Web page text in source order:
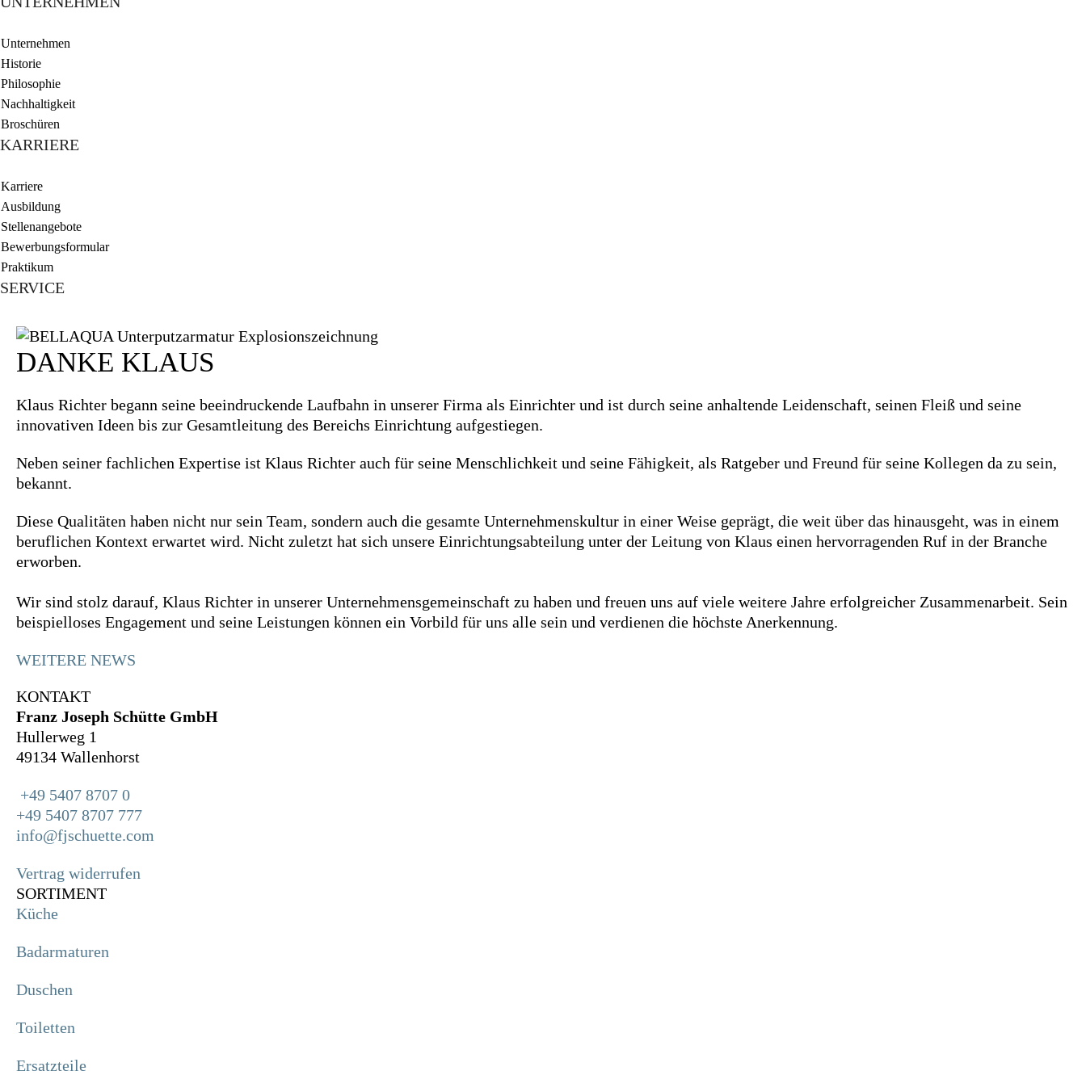
Unternehmen
Historie
Philosophie
Nachhaltigkeit
Broschüren
KARRIERE
Karriere
Ausbildung
Stellenangebote
Bewerbungsformular
Praktikum
SERVICE
DANKE KLAUS
Klaus Richter begann seine beeindruckende Laufbahn in unserer Firma als Einrichter und ist durch seine anhaltende Leidenschaft, seinen Fleiß und seine
innovativen Ideen bis zur Gesamtleitung des Bereichs Einrichtung aufgestiegen.
Neben seiner fachlichen Expertise ist Klaus Richter auch für seine Menschlichkeit und seine Fähigkeit, als Ratgeber und Freund für seine Kollegen da zu sein,
bekannt.
Diese Qualitäten haben nicht nur sein Team, sondern auch die gesamte Unternehmenskultur in einer Weise geprägt, die weit über das hinausgeht, was in einem
beruflichen Kontext erwartet wird. Nicht zuletzt hat sich unsere Einrichtungsabteilung unter der Leitung von Klaus einen hervorragenden Ruf in der Branche
erworben.
Wir sind stolz darauf, Klaus Richter in unserer Unternehmensgemeinschaft zu haben und freuen uns auf viele weitere Jahre erfolgreicher Zusammenarbeit. Sein
beispielloses Engagement und seine Leistungen können ein Vorbild für uns alle sein und verdienen die höchste Anerkennung.
WEITERE NEWS
KONTAKT
Franz Joseph Schütte GmbH
Hullerweg 1
49134 Wallenhorst
+49 5407 8707 0
+49 5407 8707 777
info@fjschuette.com
Vertrag widerrufen
SORTIMENT
Küche
Badarmaturen
Duschen
Toiletten
Ersatzteile